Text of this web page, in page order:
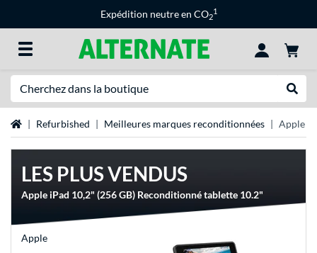
Expédition neutre en CO2
1
Page d'accueil
Refurbished Meilleures marques reconditionnées Apple
LES PLUS VENDUS
Apple iPad 10,2" (256 GB) Reconditionné tablette 10.2"
Apple